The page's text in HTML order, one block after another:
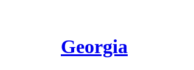
Georgia